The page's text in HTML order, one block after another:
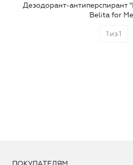
Дезодорант-антиперспирант
Belita for
1 из1